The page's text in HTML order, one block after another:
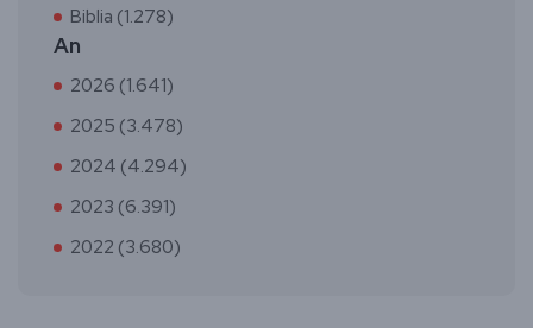
Biblia (1.278)
An
2026 (1.641)
2025 (3.478)
2024 (4.294)
2023 (6.391)
2022 (3.680)